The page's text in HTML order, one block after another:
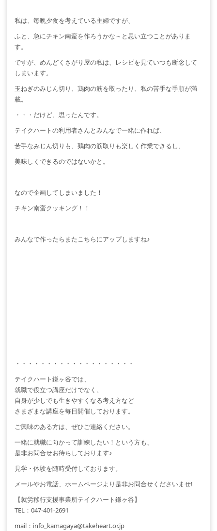
私は、毎晩夕食を考えている主婦ですが、
ふと、急にチキン南蛮を作ろうかな～と思い立つことがありま
す。
ですが、めんどくさがり屋の私は、レシピを見ていつも断念して
しまいます。
玉ねぎのみじん切り、鶏肉の筋を取ったり、私の苦手な手順が満
載。
・・・だけど、思ったんです。
テイクハートの利用者さんとみんなで一緒に作れば、
苦手なみじん切りも、鶏肉の筋取りも楽しく作業できるし、
美味しくできるのではないかと。
なので企画してしまいました！
チキン南蛮クッキング！！
みんなで作ったらまたこちらにアップしますね♪
・・・・・・・・・・・・・・・・・・・
テイクハート鎌ヶ谷では、
就職で役立つ講座だけでなく、
自身が少しでも生きやすくなる考え方など
さまざまな講座を毎日開催しております。
ご興味のある方は、ぜひご連絡ください。
一緒に就職に向かって訓練したい！という方も、
是非お問合せお待ちしております♪
見学・体験を随時受付しております。
メールやお電話、ホームページより是非お問合せくださいませ!
【就労移行支援事業所テイクハート鎌ヶ谷】
TEL：047-401-2691
mail：info_kamagaya@takeheart.or.jp